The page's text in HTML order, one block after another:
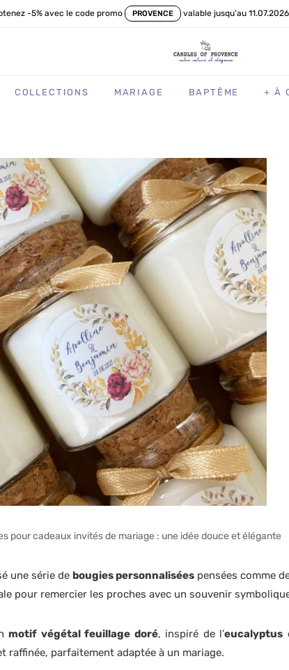
-5% avec le code promo PROVENCE valable jusqu'au 11.07.2026
COLLECTIONS MARIAGE BAPTÊME + À
pour cadeaux invités de mariage : une idée douce et élégante
une série de bougies personnalisées pensées comme
pour remercier les proches avec un souvenir
motif végétal feuillage doré, inspiré de l’eucalyptus
raffinée, parfaitement adaptée à un mariage.